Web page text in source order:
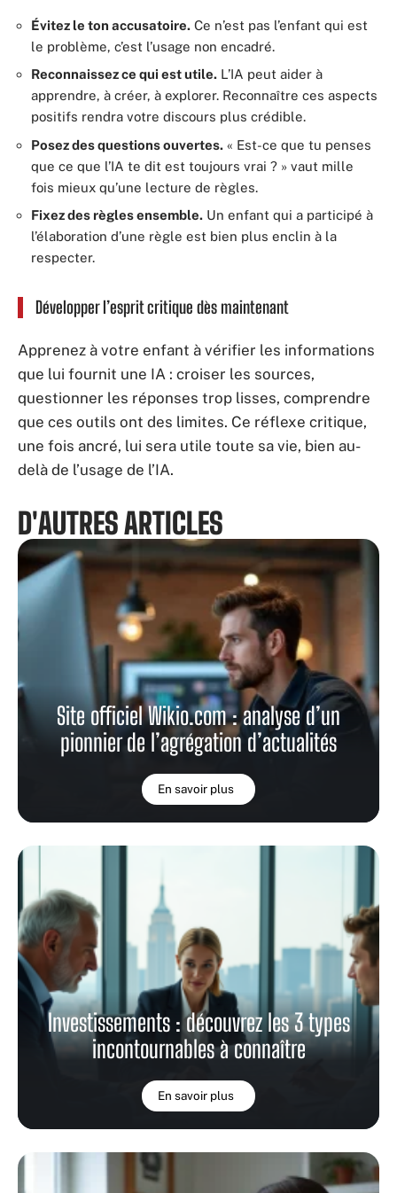
Évitez le ton accusatoire. Ce n’est pas l’enfant qui est
le problème, c’est l’usage non encadré.
Reconnaissez ce qui est utile. L’IA peut aider à
apprendre, à créer, à explorer. Reconnaître ces aspects
positifs rendra votre discours plus crédible.
Posez des questions ouvertes. « Est-ce que tu penses
que ce que l’IA te dit est toujours vrai ? » vaut mille
fois mieux qu’une lecture de règles.
Fixez des règles ensemble. Un enfant qui a participé à
l’élaboration d’une règle est bien plus enclin à la
respecter.
Développer l’esprit critique dès maintenant
Apprenez à votre enfant à vérifier les informations
que lui fournit une IA : croiser les sources,
questionner les réponses trop lisses, comprendre
que ces outils ont des limites. Ce réflexe critique,
une fois ancré, lui sera utile toute sa vie, bien au-
delà de l’usage de l’IA.
D'AUTRES ARTICLES
Site officiel Wikio.com : analyse d’un
pionnier de l’agrégation d’actualités
En savoir plus
Investissements : découvrez les 3 types
incontournables à connaître
En savoir plus